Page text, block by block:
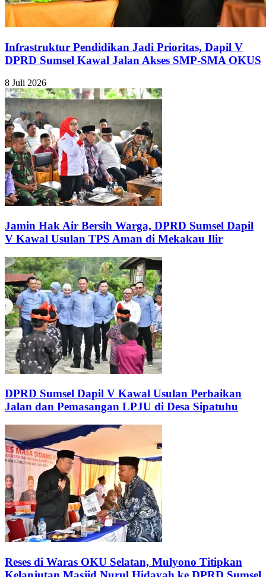
Infrastruktur Pendidikan Jadi Prioritas, Dapil V
DPRD Sumsel Kawal Jalan Akses SMP-SMA OKUS
8 Juli 2026
Jamin Hak Air Bersih Warga, DPRD Sumsel Dapil
V Kawal Usulan TPS Aman di Mekakau Ilir
DPRD Sumsel Dapil V Kawal Usulan Perbaikan
Jalan dan Pemasangan LPJU di Desa Sipatuhu
Reses di Waras OKU Selatan, Mulyono Titipkan